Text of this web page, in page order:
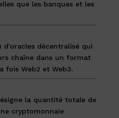
que les banques et les
d'oracles décentralisé qui
chaîne dans un format
fois Web2 et Web3.
la quantité totale de
cryptomonnaie